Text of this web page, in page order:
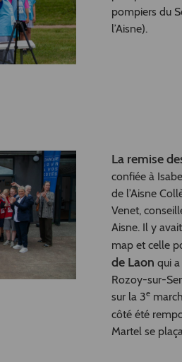
pompiers du
l’Aisne).
La remise
confiée à
de l’Aisne
Venet,
Aisne. Il y
map et celle
de Laon qui
Rozoy-sur-
sur la 3e
côté été
Martel se